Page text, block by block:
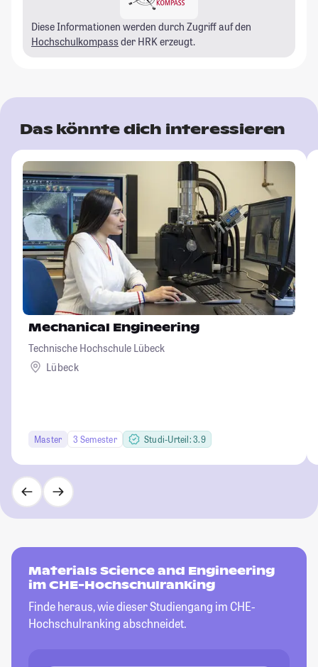
Diese Informationen werden durch Zugriff auf den
Hochschulkompass der HRK erzeugt.
Das könnte dich interessieren
Mechanical Engineering
Technische Hochschule Lübeck
Lübeck
Master 3 Semester Studi-Urteil: 3.9
Materials Science and Engineering
im CHE-Hochschulranking
Finde heraus, wie dieser Studiengang im CHE-
Hochschulranking abschneidet.